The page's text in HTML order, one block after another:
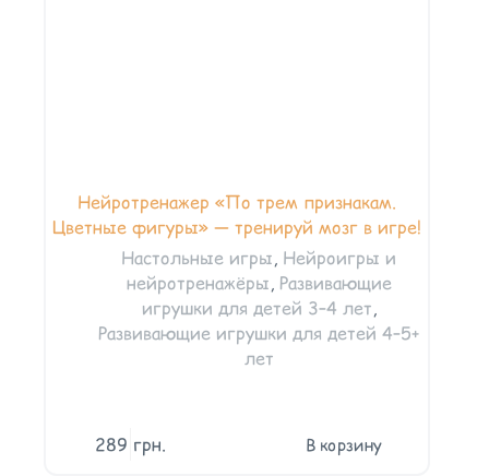
Нейротренажер «По трем признакам.
Цветные фигуры» — тренируй мозг в игре!
Настольные игры, Нейроигры и
нейротренажёры, Развивающие
игрушки для детей 3–4 лет,
Развивающие игрушки для детей 4–5+
лет
289 грн. В корзину